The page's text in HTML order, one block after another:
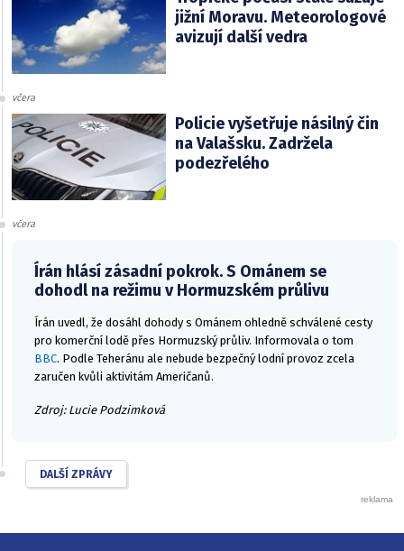
jižní Moravu. Meteorologové
avizují další vedra
včera
Policie vyšetřuje násilný čin
na Valašsku. Zadržela
podezřelého
včera
Írán hlásí zásadní pokrok. S Ománem se
dohodl na režimu v Hormuzském průlivu
Írán uvedl, že dosáhl dohody s Ománem ohledně schválené cesty
pro komerční lodě přes Hormuzský průliv. Informovala o tom
BBC. Podle Teheránu ale nebude bezpečný lodní provoz zcela
zaručen kvůli aktivitám Američanů.
Zdroj: Lucie Podzimková
DALŠÍ ZPRÁVY